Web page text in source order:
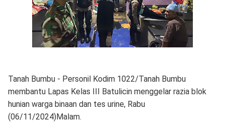
Tanah Bumbu - Personil Kodim 1022/Tanah Bumbu
membantu Lapas Kelas III Batulicin menggelar razia blok
hunian warga binaan dan tes urine, Rabu
(06/11/2024)Malam.